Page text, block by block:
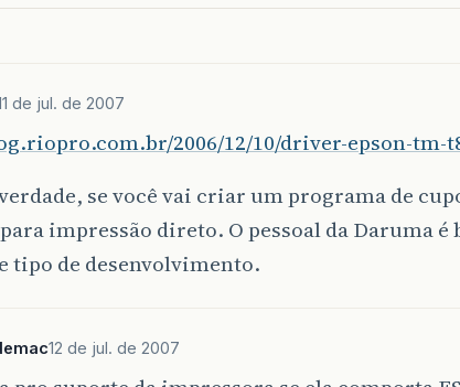
de jul. de 2007
2006/12/10/driver-epson-
se você vai criar um programa de
impressão direto. O pessoal da Daruma é
tipo de desenvolvimento.
12 de jul. de 2007